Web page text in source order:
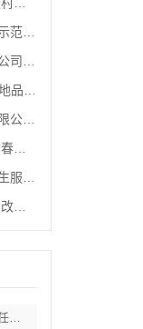
目
任
202
活
职
-
湖南省耒阳市金惠民水上公交有限责任公司客